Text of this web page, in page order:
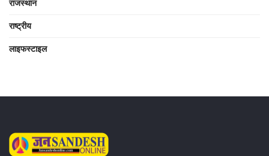
राजस्थान
राष्ट्रीय
लाइफस्टाइल